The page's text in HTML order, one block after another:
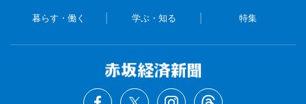
暮らす・働く 学ぶ・知る 特集